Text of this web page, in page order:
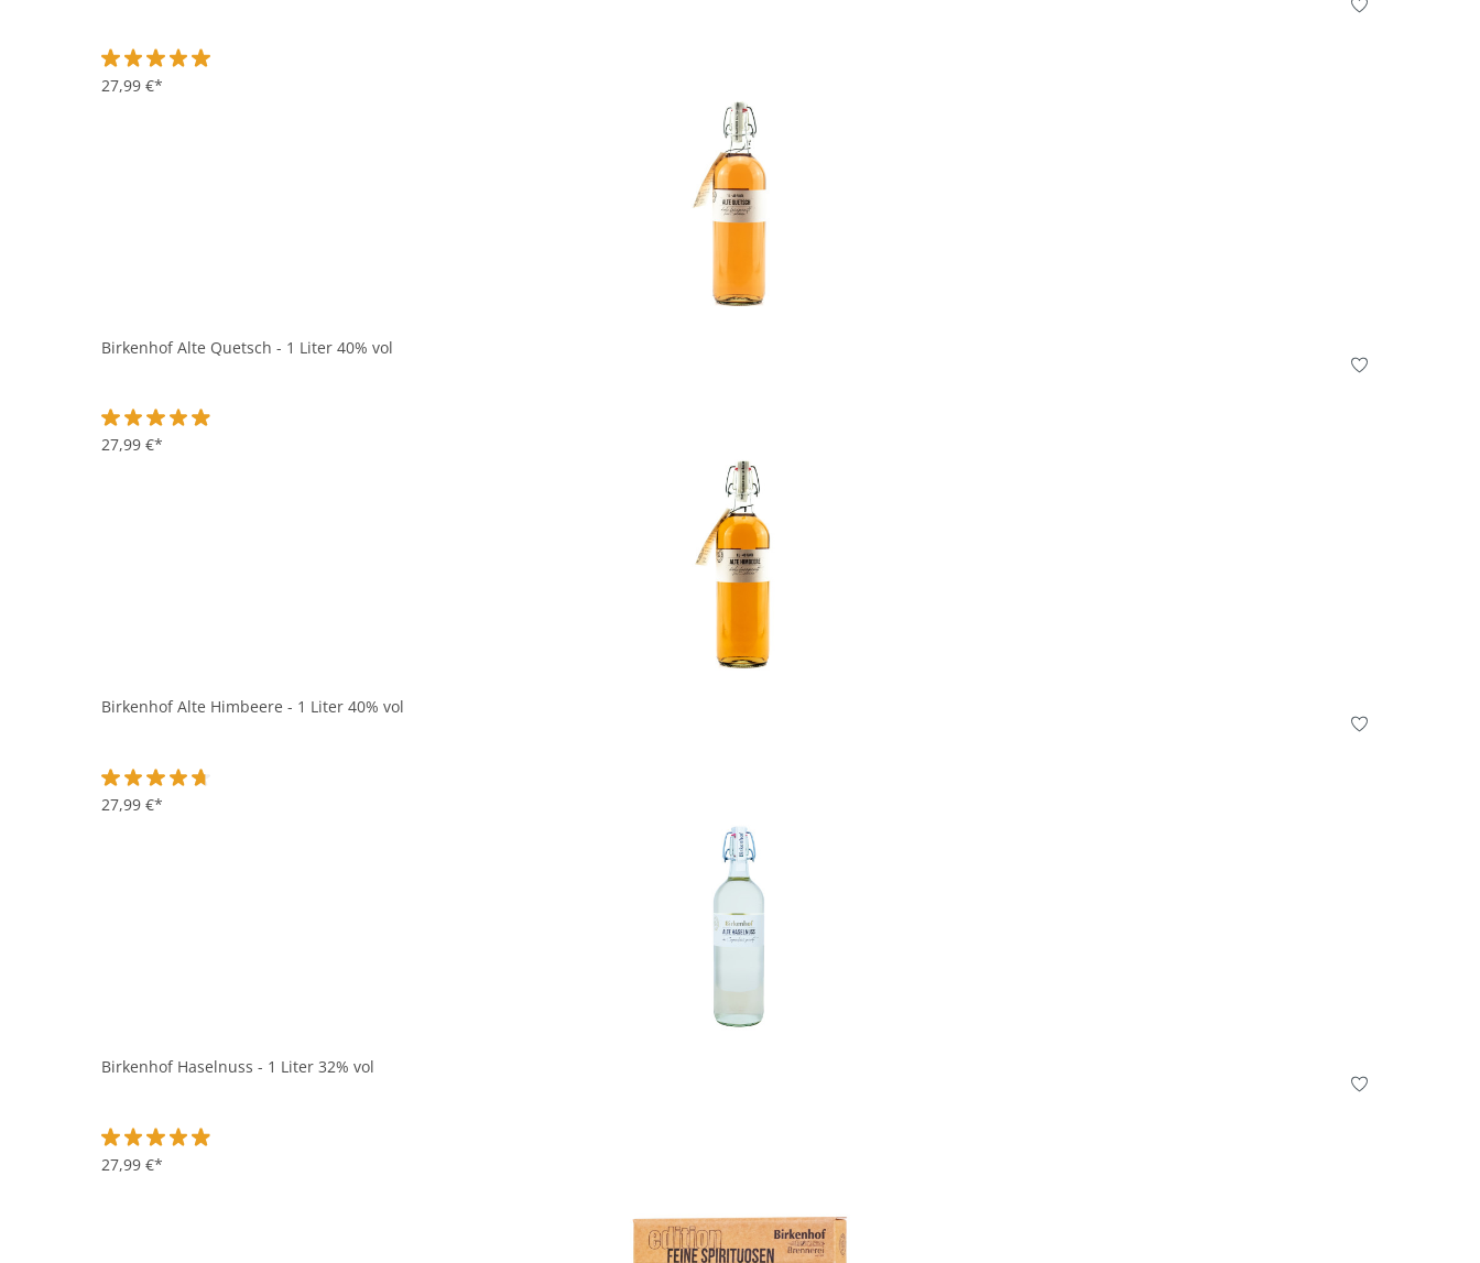
Durchschnittliche Bewertung von 5 von 5 Sternen
27,99 €*
Birkenhof Alte Quetsch - 1 Liter 40% vol
Durchschnittliche Bewertung von 4.9 von 5 Sternen
27,99 €*
Birkenhof Alte Himbeere - 1 Liter 40% vol
Durchschnittliche Bewertung von 4.8 von 5 Sternen
27,99 €*
In den Korb
Birkenhof Haselnuss - 1 Liter 32% vol
Durchschnittliche Bewertung von 4.9 von 5 Sternen
27,99 €*